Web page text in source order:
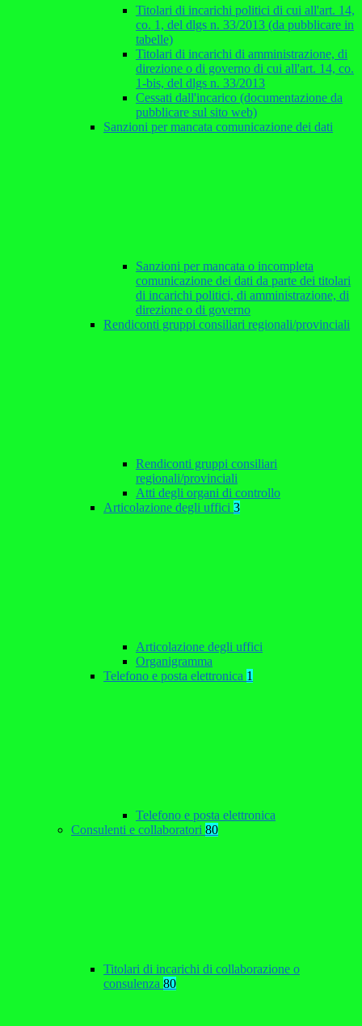
Titolari di incarichi politici di cui all'art. 14,
co. 1, del dlgs n. 33/2013 (da pubblicare in
tabelle)
Titolari di incarichi di amministrazione, di
direzione o di governo di cui all'art. 14, co.
1-bis, del dlgs n. 33/2013
Cessati dall'incarico (documentazione da
pubblicare sul sito web)
Sanzioni per mancata comunicazione dei dati
Sanzioni per mancata o incompleta
comunicazione dei dati da parte dei titolari
di incarichi politici, di amministrazione, di
direzione o di governo
Rendiconti gruppi consiliari regionali/provinciali
Rendiconti gruppi consiliari
regionali/provinciali
Atti degli organi di controllo
Articolazione degli uffici 3
Articolazione degli uffici
Organigramma
Telefono e posta elettronica 1
Telefono e posta elettronica
Consulenti e collaboratori 80
Titolari di incarichi di collaborazione o
consulenza 80